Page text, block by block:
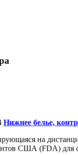
Нижнее белье,
на
США (FDA) для